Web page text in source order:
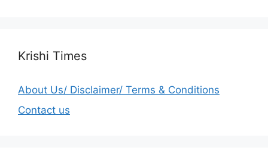
Krishi Times
About Us/ Disclaimer/ Terms & Conditions
Contact us